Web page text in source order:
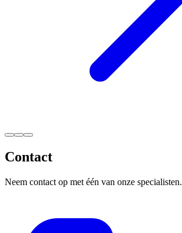
Contact
Neem contact op met één van onze specialisten.